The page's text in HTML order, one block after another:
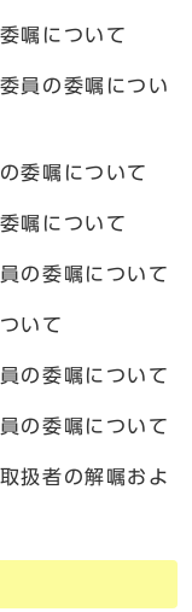
嘱について
員の委嘱につい
委嘱について
嘱について
の委嘱について
いて
の委嘱について
の委嘱について
扱者の解嘱およ